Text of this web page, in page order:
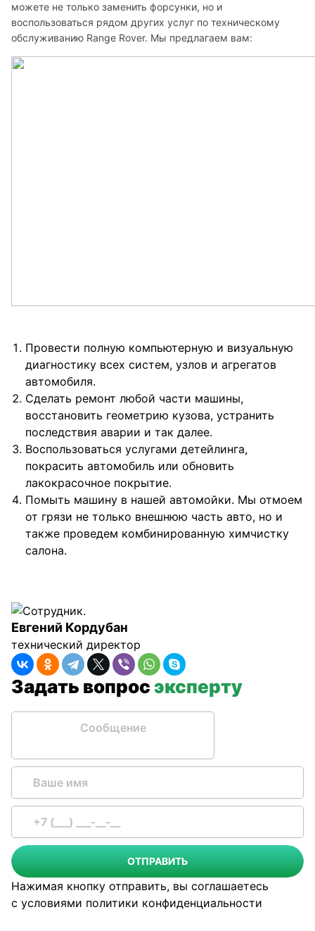
можете не только заменить форсунки, но и
воспользоваться рядом других услуг по техническому
обслуживанию Range Rover. Мы предлагаем вам:
Провести полную компьютерную и визуальную
диагностику всех систем, узлов и агрегатов
автомобиля.
Сделать ремонт любой части машины,
восстановить геометрию кузова, устранить
последствия аварии и так далее.
Воспользоваться услугами детейлинга,
покрасить автомобиль или обновить
лакокрасочное покрытие.
Помыть машину в нашей автомойки. Мы отмоем
от грязи не только внешнюю часть авто, но и
также проведем комбинированную химчистку
салона.
Евгений Кордубан
технический директор
Задать вопросэксперту
ОТПРАВИТЬ
Нажимая кнопку отправить, вы соглашаетесь
с условиями политики конфиденциальности